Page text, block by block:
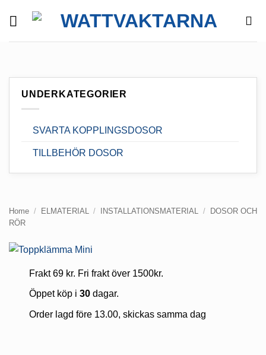
UNDERKATEGORIER
SVARTA KOPPLINGSDOSOR
TILLBEHÖR DOSOR
Home / ELMATERIAL / INSTALLATIONSMATERIAL / DOSOR OCH
RÖR
Frakt 69 kr. Fri frakt över 1500kr.
Öppet köp i 30dagar.
Order lagd före 13.00, skickas samma dag